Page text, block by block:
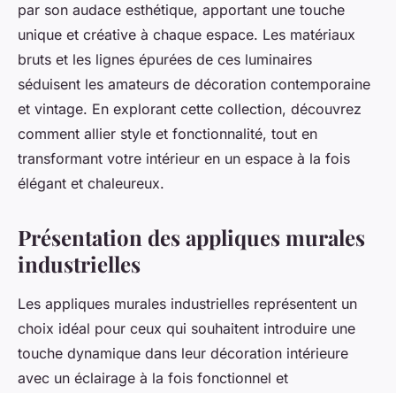
par son audace esthétique, apportant une touche
unique et créative à chaque espace. Les matériaux
bruts et les lignes épurées de ces luminaires
séduisent les amateurs de décoration contemporaine
et vintage. En explorant cette collection, découvrez
comment allier style et fonctionnalité, tout en
transformant votre intérieur en un espace à la fois
élégant et chaleureux.
Présentation des appliques murales
industrielles
Les appliques murales industrielles représentent un
choix idéal pour ceux qui souhaitent introduire une
touche dynamique dans leur décoration intérieure
avec un éclairage à la fois fonctionnel et